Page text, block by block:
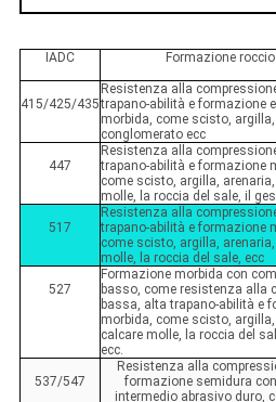
IADC Formazione
415/425/435
Resistenza alla
trapano-abilità e formazione
morbida, come scisto, argilla,
conglomerato ecc
447
Resistenza alla
trapano-abilità e formazione
come scisto, argilla,
molle, la roccia del sale, il
517
Resistenza alla
trapano-abilità e formazione
come scisto, argilla,
molle, la roccia del sale, ecc
527
Formazione morbida con
basso, come resistenza alla
bassa, alta trapano-abilità e
morbida, come scisto,
calcare molle, la roccia del
ecc.
537/547
Resistenza alla
formazione semidura
intermedio abrasivo duro,